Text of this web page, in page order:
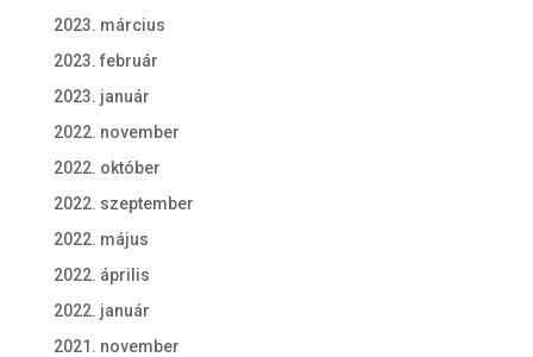
2023. március
2023. február
2023. január
2022. november
2022. október
2022. szeptember
2022. május
2022. április
2022. január
2021. november